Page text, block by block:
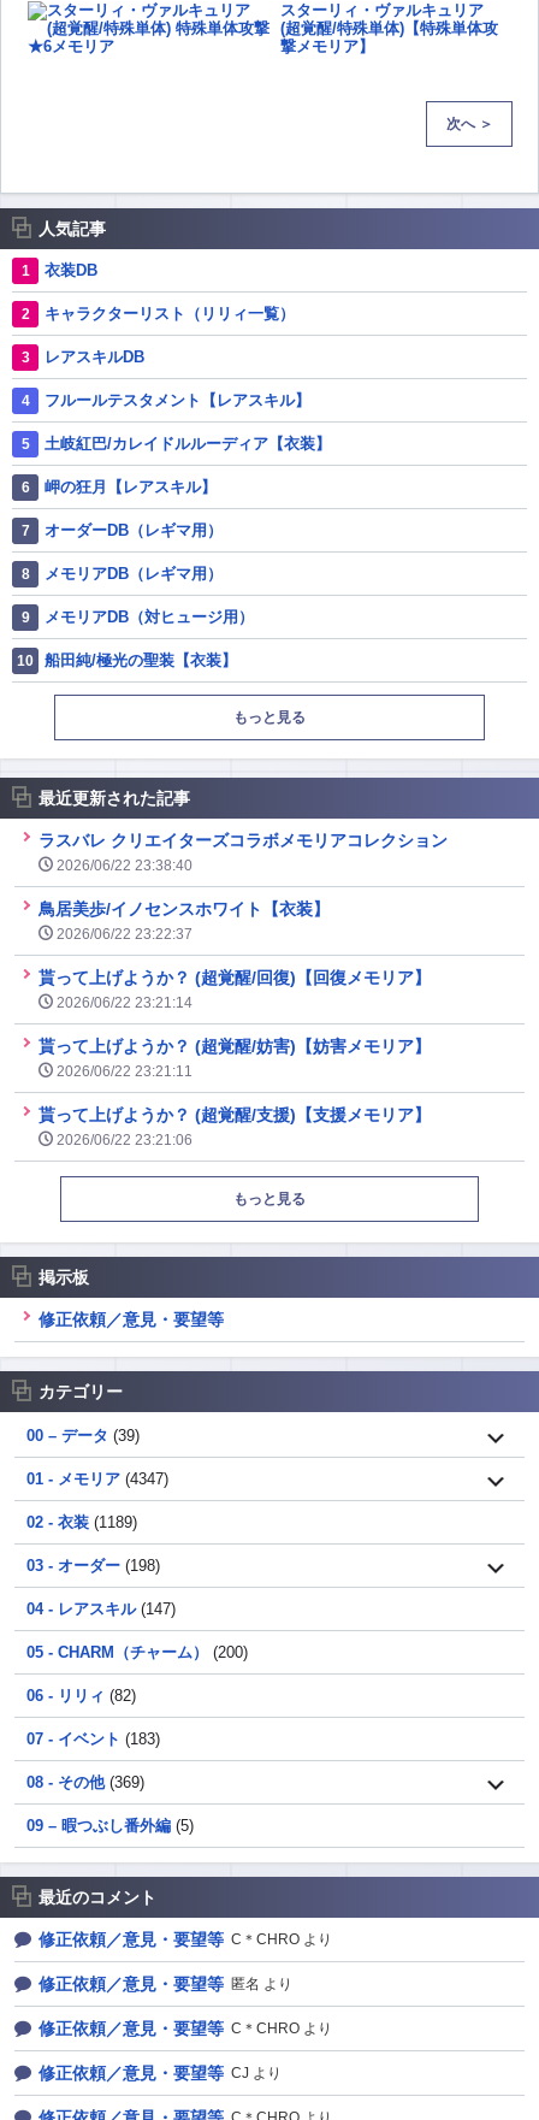
スターリィ・ヴァルキュリア
(超覚醒/特殊単体)【特殊単体攻
撃メモリア】
次へ ＞
人気記事
衣装DB
キャラクターリスト（リリィ一覧）
レアスキルDB
フルールテスタメント【レアスキル】
土岐紅巴/カレイドルルーディア【衣装】
岬の狂月【レアスキル】
オーダーDB（レギマ用）
メモリアDB（レギマ用）
メモリアDB（対ヒュージ用）
船田純/極光の聖装【衣装】
もっと見る
最近更新された記事
ラスバレ クリエイターズコラボメモリアコレクション
2026/06/22 23:38:40
鳥居美歩/イノセンスホワイト【衣装】
2026/06/22 23:22:37
貰って上げようか？ (超覚醒/回復)【回復メモリア】
2026/06/22 23:21:14
貰って上げようか？ (超覚醒/妨害)【妨害メモリア】
2026/06/22 23:21:11
貰って上げようか？ (超覚醒/支援)【支援メモリア】
2026/06/22 23:21:06
もっと見る
掲示板
修正依頼／意見・要望等
カテゴリー
00 – データ (39)
01 - メモリア (4347)
02 - 衣装 (1189)
03 - オーダー (198)
04 - レアスキル(147)
05 - CHARM（チャーム） (200)
06 - リリィ (82)
07 - イベント (183)
08 - その他(369)
09 – 暇つぶし番外編 (5)
最近のコメント
修正依頼／意見・要望等 C＊CHRO より
修正依頼／意見・要望等 匿名 より
修正依頼／意見・要望等 C＊CHRO より
修正依頼／意見・要望等 CJ より